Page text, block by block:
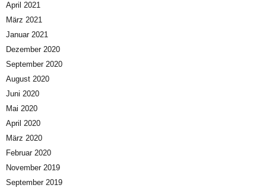
April 2021
März 2021
Januar 2021
Dezember 2020
September 2020
August 2020
Juni 2020
Mai 2020
April 2020
März 2020
Februar 2020
November 2019
September 2019